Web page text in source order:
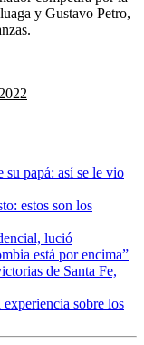
y Gustavo Petro,
su papá: así se le vio
estos son los
lució
está por encima”
de Santa Fe,
experiencia sobre los